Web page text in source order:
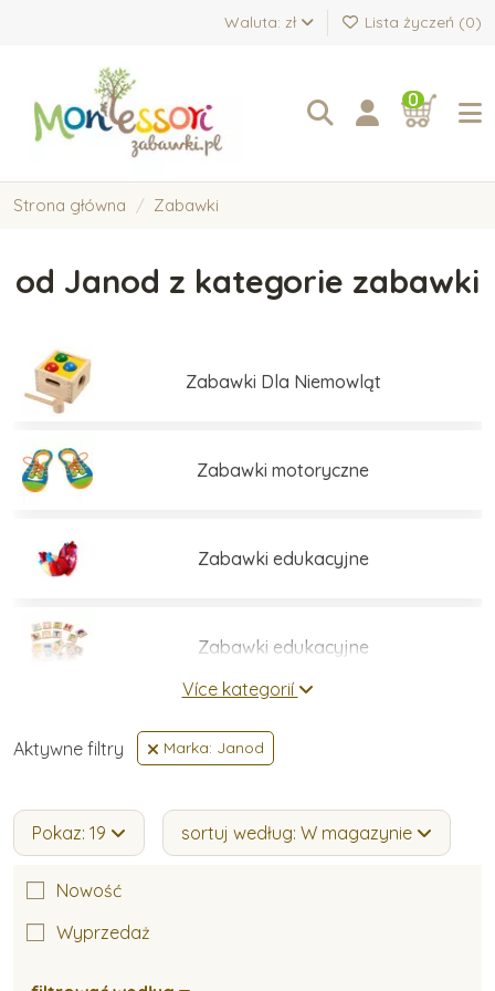
Waluta: zł Lista życzeń (0)
0
Strona główna Zabawki
od Janod z kategorie zabawki
Zabawki Dla Niemowląt
Zabawki motoryczne
Zabawki edukacyjne
Zabawki edukacyjne
Zestawy do budowania
Gry i łamigłówki
Více kategorií
Aktywne filtry Marka: Janod
Pokaz: 19 sortuj według: W magazynie
Nowość
Wyprzedaż